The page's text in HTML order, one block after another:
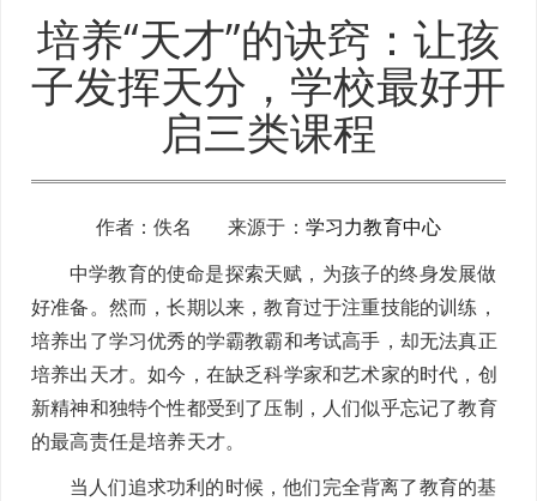
培养“天才”的诀窍：让孩
子发挥天分，学校最好开
启三类课程
作者：佚名 来源于： 学习力教育中心
中学教育的使命是探索天赋，为孩子的终身发展做
好准备。然而，长期以来，教育过于注重技能的训练，
培养出了学习优秀的学霸教霸和考试高手，却无法真正
培养出天才。如今，在缺乏科学家和艺术家的时代，创
新精神和独特个性都受到了压制，人们似乎忘记了教育
的最高责任是培养天才。
当人们追求功利的时候，他们完全背离了教育的基